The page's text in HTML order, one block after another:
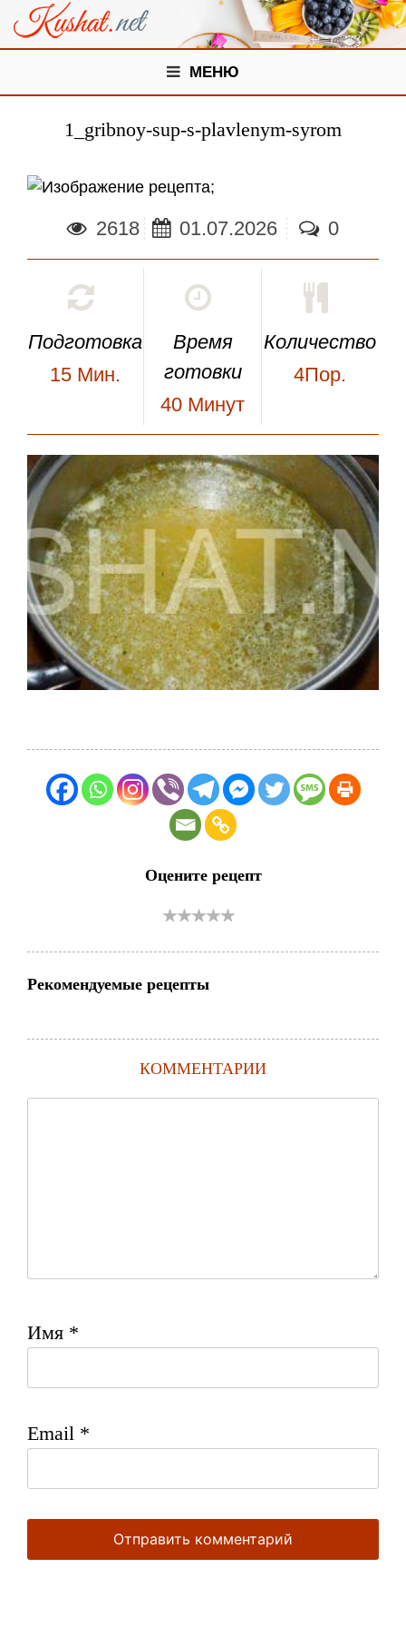
МЕНЮ
1_gribnoy-sup-s-plavlenym-syrom
;
2618 01.07.2026 0
Подготовка
15 Мин.
Время
готовки
40 Минут
Количество
4Пор.
Оцените рецепт
Рекомендуемые рецепты
КОММЕНТАРИИ
Имя *
Email *